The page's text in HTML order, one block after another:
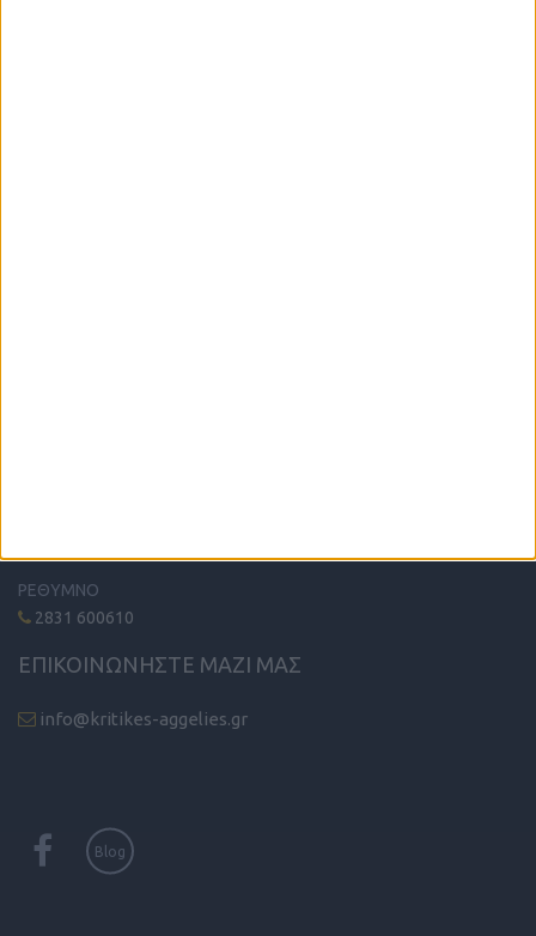
2821 200210
ΡΕΘΥΜΝΟ
2831 600610
ΕΠΙΚΟΙΝΩΝΗΣΤΕ ΜΑΖΙ ΜΑΣ
info@kritikes-aggelies.gr
Blog